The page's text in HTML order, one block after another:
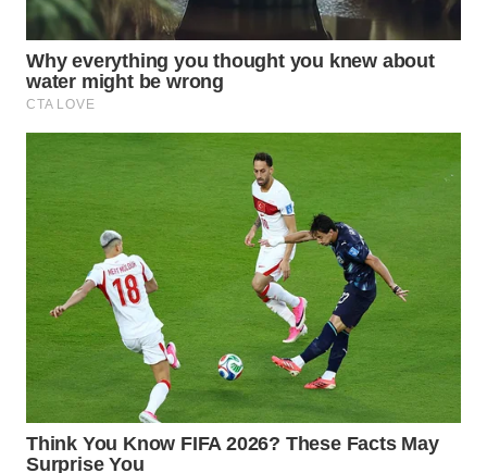
WN
PRIANGAN
TIMUR
SEMARANG
WN
SOLO
WN
BOROBUDUR
WN
MADURA
WN
SURABAYA